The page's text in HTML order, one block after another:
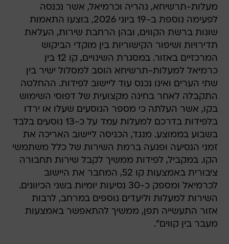
מעלות-תרשיחא, נהריה וכרמיאל, אשר נכנסה
לפעימה נוספת ב-19 ביוני 2026, בוצעו התאמות
שונות ברשת הקווים, ובהן הרחבת שירות, העלאת
תדירויות ושיפור הקישוריות בין מוקדי הביקוש
המרכזיים באזור. במסגרת השינויים, קו 12 בין
כרמיאל למעלות-תרשיחא הוסב למסלול ישיר בין
שתי הערים ואינו נכנס עוד ליישוב לפידות. ההחלטה
התקבלה לאחר בחינה מקצועית של דפוסי השימוש
בקו, אשר העלתה כי מספר הנוסעים שעלו או ירדו
בלפידות בדרכם למעלות עמד על כ-13 נוסעים בלבד
בשבוע בממוצע. מנגד, הכניסה ליישוב האריכה את
זמני הנסיעה ופגעה ברמת השירות של כלל משתמשי
הקו. במקביל, לפידות ממשיך לקבל שירות תחבורה
ציבורית באמצעות קו 52, המחבר את היישוב
לכרמיאל ומספק כ-30 נסיעות יומיות בשני הכיוונים.
השירות למעלות וליעדים נוספים במרחב, לרבות
אזור התעשייה תפן, ממשיך להתאפשר באמצעות
מעבר בין קווים".